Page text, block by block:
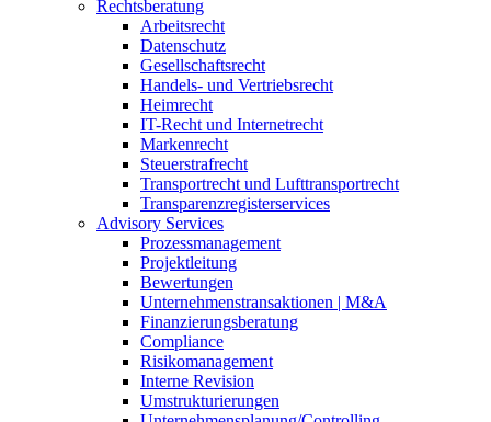
Rechtsberatung
Arbeitsrecht
Datenschutz
Gesellschaftsrecht
Handels- und Vertriebsrecht
Heimrecht
IT-Recht und Internetrecht
Markenrecht
Steuerstrafrecht
Transportrecht und Lufttransportrecht
Transparenzregisterservices
Advisory Services
Prozessmanagement
Projektleitung
Bewertungen
Unternehmenstransaktionen | M&A
Finanzierungsberatung
Compliance
Risikomanagement
Interne Revision
Umstrukturierungen